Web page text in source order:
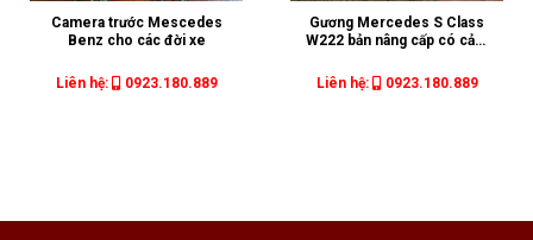
Camera trước Mescedes
Benz cho các đời xe
Liên hệ: 0923.180.889
Gương Mercedes S Class
W222 bản nâng cấp có cảm
Liên hệ:
0923.180.889